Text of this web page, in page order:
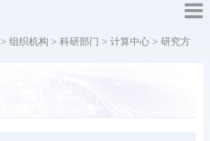
> 组织机构 > 科研部门 > 计算中心 > 研究方